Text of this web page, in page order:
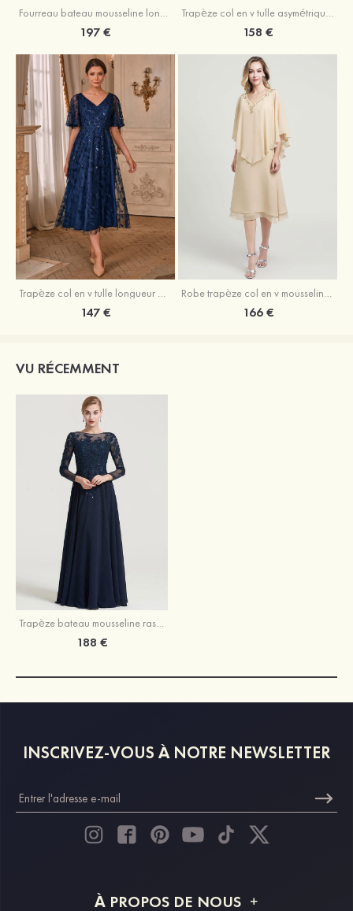
Fourreau bateau mousseline longueur genou robe de mère de la mariée avec appliqué plissé veste
197 €
Trapèze col en v tulle asymétrique robe de mère de la mariée
158 €
Trapèze col en v tulle longueur mollet robe de mère de la mariée avec appliqué paillettes ceinture
147 €
Robe trapèze col en v mousseline longueur mollet robe de mère de la mariée avec perle
166 €
VU RÉCEMMENT
Trapèze bateau mousseline ras du sol robe de mere de la mariée bleu marine foncé
188 €
INSCRIVEZ-VOUS À NOTRE NEWSLETTER
À PROPOS DE NOUS